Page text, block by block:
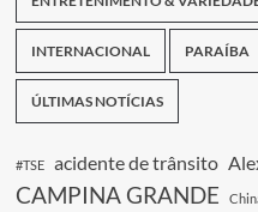
INTERNACIONAL PARAÍBA
ÚLTIMAS NOTÍCIAS
#TSE acidente de trânsito
CAMPINA GRANDE